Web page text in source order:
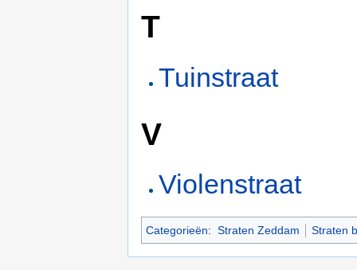
T
Tuinstraat
V
Violenstraat
Categorieën: Straten Zeddam Straten